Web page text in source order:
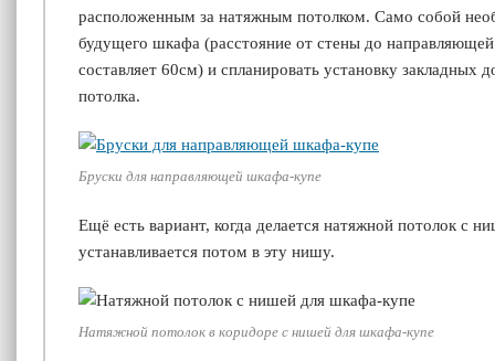
расположенным за натяжным потолком. Само собой
будущего шкафа (расстояние от стены до
составляет 60см) и спланировать установку закладных
потолка.
Бруски для направляющей шкафа-купе
Ещё есть вариант, когда делается натяжной потолок с
устанавливается потом в эту нишу.
Натяжной потолок в коридоре с нишей для шкафа-купе